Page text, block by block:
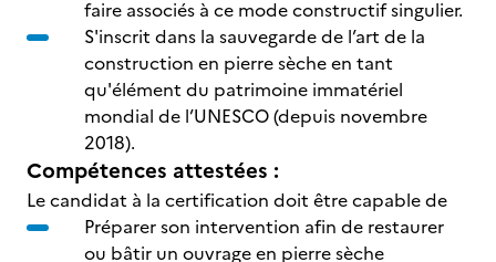
faire associés à ce mode constructif singulier.
S'inscrit dans la sauvegarde de l’art de la
construction en pierre sèche en tant
qu'élément du patrimoine immatériel
mondial de l’UNESCO (depuis novembre
2018).
Compétences attestées :
Le candidat à la certification doit être capable de
Préparer son intervention afin de restaurer
ou bâtir un ouvrage en pierre sèche